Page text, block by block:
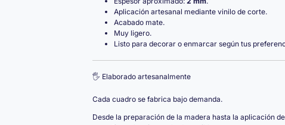
Aplicación artesanal mediante vinilo de corte.
Acabado mate.
Muy ligero.
Listo para decorar o enmarcar según tus
🖐️ Elaborado artesanalmente
Cada cuadro se fabrica bajo demanda.
Desde la preparación de la madera hasta la aplicación